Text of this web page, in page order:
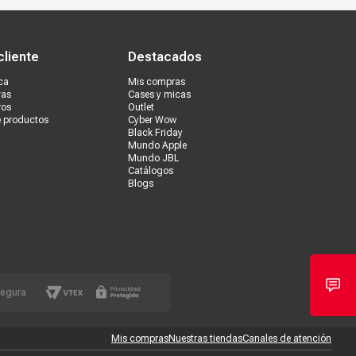
productos
Destacados
Mis compras
Cases y micas
Outlet
Cyber Wow
Black Friday
Mundo Apple
Mundo JBL
Catálogos
Blogs
Mis comprasNuestras tiendasCanales de atención